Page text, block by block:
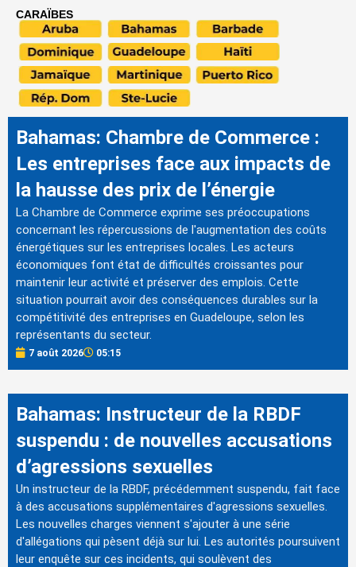
CARAÏBES
Bahamas: Chambre de Commerce :
Les entreprises face aux impacts de
la hausse des prix de l’énergie
La Chambre de Commerce exprime ses préoccupations
concernant les répercussions de l'augmentation des coûts
énergétiques sur les entreprises locales. Les acteurs
économiques font état de difficultés croissantes pour
maintenir leur activité et préserver des emplois. Cette
situation pourrait avoir des conséquences durables sur la
compétitivité des entreprises en Guadeloupe, selon les
représentants du secteur.
7 août 2026 05:15
Bahamas: Instructeur de la RBDF
suspendu : de nouvelles accusations
d’agressions sexuelles
Un instructeur de la RBDF, précédemment suspendu, fait face
à des accusations supplémentaires d'agressions sexuelles.
Les nouvelles charges viennent s'ajouter à une série
d'allégations qui pèsent déjà sur lui. Les autorités poursuivent
leur enquête sur ces incidents, qui soulèvent des